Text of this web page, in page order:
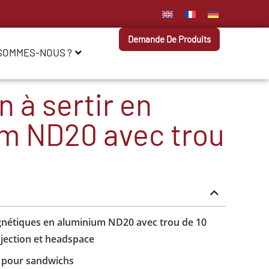
NOUS ?
Demande De Produits
à sertir en
ND20 avec trou
en aluminium ND20 avec trou de 10
et headspace
sandwichs